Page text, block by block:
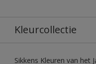
Kleurcollectie
Sikkens Kleuren van het